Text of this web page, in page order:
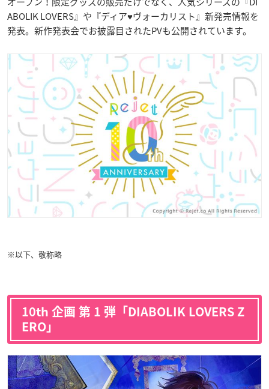
ABOLIK LOVERS』や『ディア♥ヴォーカリスト』新発売情報を
発表。新作発表会でお披露目されたPVも公開されています。
※以下、敬称略
10th 企画 第 1 弾「DIABOLIK LOVERS Z
ERO」